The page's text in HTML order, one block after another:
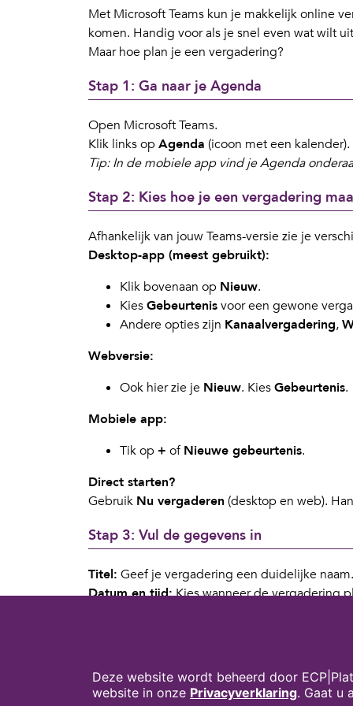
Met Microsoft Teams kun je makkelijk online
komen. Handig voor als je snel even wat wilt
Maar hoe plan je een vergadering?
Stap 1: Ga naar je Agenda
Open Microsoft Teams.
Klik links op Agenda (icoon met een kalender).
Tip: In de mobiele app vind je Agenda
Stap 2: Kies hoe je een vergadering
Afhankelijk van jouw Teams-versie zie je
Desktop-app (meest gebruikt):
Klik bovenaan op Nieuw.
KiesGebeurtenisvoor een gewone
Andere opties zijn Kanaalvergadering,
Webversie:
Ook hier zie je Nieuw. KiesGebeurtenis.
Mobiele app:
Tik op + ofNieuwe gebeurtenis.
Direct starten?
Gebruik Nu vergaderen(desktop en web).
Stap 3: Vul de gegevens in
Titel: Geef je vergadering een duidelijke naam.
Datum en tijd:Kies wanneer de vergadering
Extra tip:
Heb je geen Agenda in Teams? Dan kun je via
Deze website wordt beheerd door
website in onze Privacyverklaring. Gaat u